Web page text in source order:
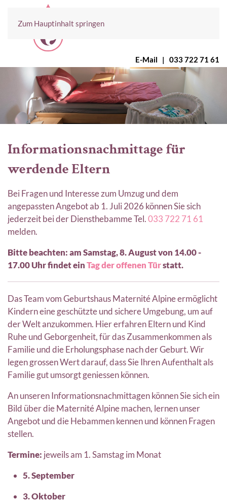
Zum Hauptinhalt springen
E-Mail | 033 722 71 61
Informationsnachmittage für
werdende Eltern
Bei Fragen und Interesse zum Umzug und dem
angepassten Angebot ab 1. Juli 2026 können Sie sich
jederzeit bei der Diensthebamme Tel.033 722 71 61
melden.
Bitte beachten: am Samstag, 8. August von 14.00 -
17.00 Uhr findet einTag der offenen Türstatt.
Das Team vom Geburtshaus Maternité Alpine ermöglicht
Kindern eine geschützte und sichere Umgebung, um auf
der Welt anzukommen. Hier erfahren Eltern und Kind
Ruhe und Geborgenheit, für das Zusammenkommen als
Familie und die Erholungsphase nach der Geburt. Wir
legen grossen Wert darauf, dass Sie Ihren Aufenthalt als
Familie gut umsorgt geniessen können.
An unseren Informationsnachmittagen können Sie sich ein
Bild über die Maternité Alpine machen, lernen unser
Angebot und die Hebammen kennen und können Fragen
stellen.
Termine: jeweils am 1. Samstag im Monat
5. September
3. Oktober